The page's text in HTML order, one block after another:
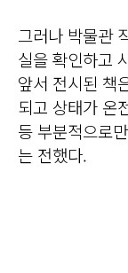
그러나 박물관
실을 확인하고
앞서 전시된 책
되고 상태가 온
등 부분적으로
는 전했다.